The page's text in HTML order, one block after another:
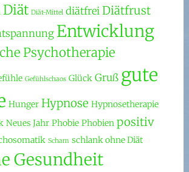
Diät Diät-Mittel diätfreiDiätfrust
Entwicklung
Psychotherapie
Gefühlschaos Glück Gruß gute
Hunger Hypnose Hypnosetherapie
Neues Jahr Phobie Phobien positiv
Scham schlank ohne Diät
Gesundheit